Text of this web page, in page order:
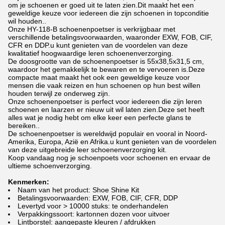
om je schoenen er goed uit te laten zien.Dit maakt het een
geweldige keuze voor iedereen die zijn schoenen in topconditie
wil houden..
Onze HY-118-B schoenenpoetser is verkrijgbaar met
verschillende betalingsvoorwaarden, waaronder EXW, FOB, CIF,
CFR en DDP.u kunt genieten van de voordelen van deze
kwalitatief hoogwaardige leren schoenenverzorging.
De doosgrootte van de schoenenpoetser is 55x38,5x31,5 cm,
waardoor het gemakkelijk te bewaren en te vervoeren is.Deze
compacte maat maakt het ook een geweldige keuze voor
mensen die vaak reizen en hun schoenen op hun best willen
houden terwijl ze onderweg zijn.
Onze schoenenpoetser is perfect voor iedereen die zijn leren
schoenen en laarzen er nieuw uit wil laten zien.Deze set heeft
alles wat je nodig hebt om elke keer een perfecte glans te
bereiken..
De schoenenpoetser is wereldwijd populair en vooral in Noord-
Amerika, Europa, Azië en Afrika.u kunt genieten van de voordelen
van deze uitgebreide leer schoenenverzorging kit.
Koop vandaag nog je schoenpoets voor schoenen en ervaar de
ultieme schoenverzorging.
Kenmerken:
Naam van het product: Shoe Shine Kit
Betalingsvoorwaarden: EXW, FOB, CIF, CFR, DDP
Levertyd voor > 10000 stuks: te onderhandelen
Verpakkingssoort: kartonnen dozen voor uitvoer
Lintborstel: aangepaste kleuren / afdrukken